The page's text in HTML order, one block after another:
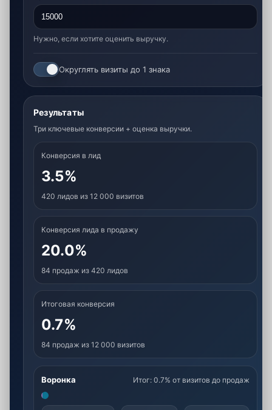
Нужно, если хотите оценить выручку.
Округлять визиты до 1 знака
Результаты
Три ключевые конверсии + оценка выручки.
Конверсия в лид
3.5%
420 лидов из 12 000 визитов
Конверсия лида в продажу
20.0%
84 продаж из 420 лидов
Итоговая конверсия
0.7%
84 продаж из 12 000 визитов
Воронка Итог: 0.7% от визитов до продаж